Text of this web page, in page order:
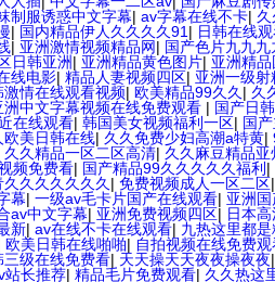
制服诱惑中文字幕| av字幕在线不卡|
| 国内精品伊人久久久久91 | 日韩在线
| 亚洲激情视频精品网| 国产色片九九九
日韩亚洲| 亚洲精品黄色图片| 亚洲精
线电影| 精品人妻视频四区| 亚洲一级
激情在线观看视频| 欧美精品99久久 | 久
洲中文字幕视频在线免费观看 | 国产日
在线观看| 韩国美女视频福利一区| 国
欧美日韩在线| 久久免费少妇高潮a特黄|
久久精品一区二区高清| 久久麻豆精品亚
频免费看| 国产精品99久久久久久福利 |
久久久久久久久 | 免费视频成人一区二区
幕| 一级av毛卡片国产在线观看| 亚洲
av中文字幕| 亚洲免费视频四区| 日本
新| av在线不卡在线观看| 九热这里都
欧美日韩在线啪啪| 自拍视频在线免费观
三级在线免费看| 天天操天天夜夜操夜夜
站长推荐| 精品毛片免费观看| 久久热这